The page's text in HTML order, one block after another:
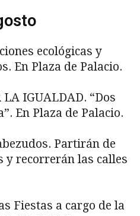
ecológicas y
En Plaza de Palacio.
LA IGUALDAD. “Dos
En Plaza de Palacio.
Partirán de
y recorrerán las calles
Fiestas a cargo de la